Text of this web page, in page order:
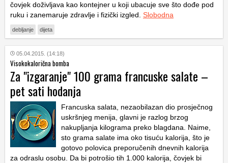
čovjek doživljava kao kontejner u koji ubacuje sve što dođe pod
ruku i zanemaruje zdravlje i fizički izgled. Slobodna
debljanje dijeta
05.04.2015. (14:18)
Visokokalorična bomba
Za "izgaranje" 100 grama francuske salate –
pet sati hodanja
Francuska salata, nezaobilazan dio prosječnog
uskršnjeg menija, glavni je razlog brzog
nakupljanja kilograma preko blagdana. Naime,
sto grama salate ima oko tisuću kalorija, što je
gotovo polovica preporučenih dnevnih kalorija
za odraslu osobu. Da bi potrošio tih 1.000 kalorija, čovjek bi